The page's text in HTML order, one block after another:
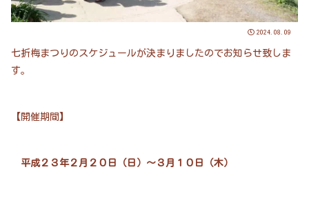
2024.08.09
七折梅まつりのスケジュールが決まりましたのでお知らせ致しま
す。
【開催期間】
平成２３年２月２０日（日）～３月１０日（木）